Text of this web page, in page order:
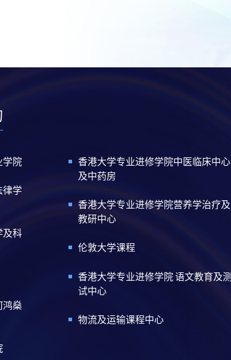
学院
律学
及科
鸿燊
香港大学专业进修学院中医临床中心
及中药房
香港大学专业进修学院营养学治疗及
教研中心
伦敦大学课程
香港大学专业进修学院 语文教育及测
试中心
物流及运输课程中心